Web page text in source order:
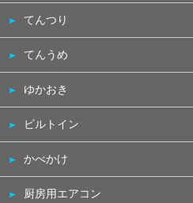
てんつり
てんうめ
ゆかおき
ビルトイン
かべかけ
厨房用エアコン